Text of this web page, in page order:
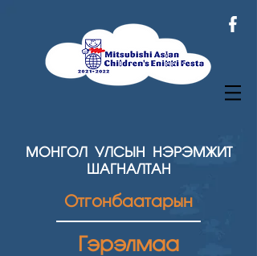
МОНГОЛ УЛСЫН НЭРЭМЖИТ
ШАГНАЛТАН
Отгонбаатарын
Гэрэлмаа